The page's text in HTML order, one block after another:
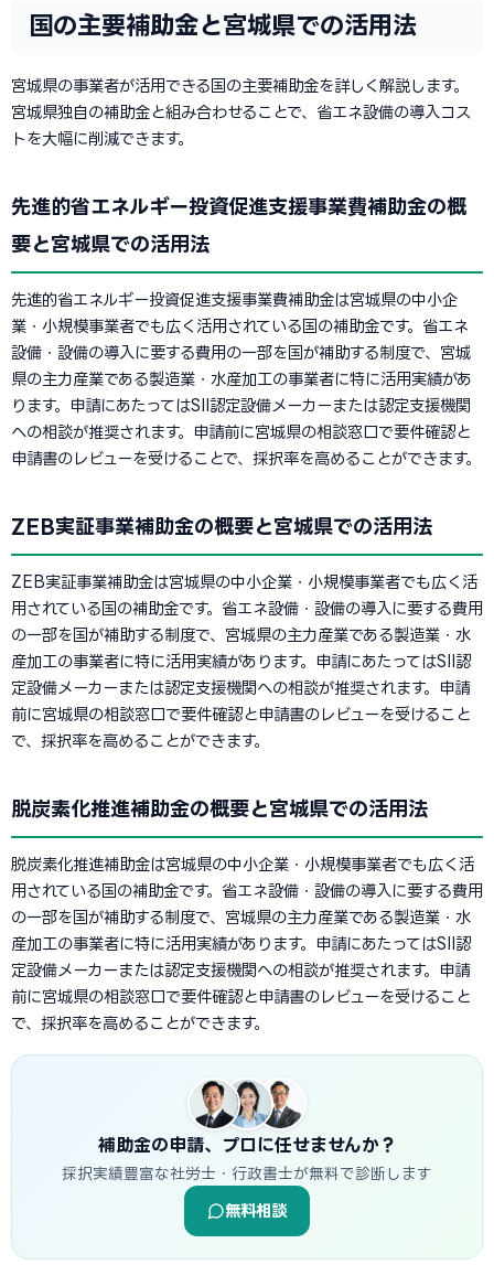
国の主要補助金と宮城県での活用法
宮城県の事業者が活用できる国の主要補助金を詳しく解説します。
宮城県独自の補助金と組み合わせることで、省エネ設備の導入コス
トを大幅に削減できます。
先進的省エネルギー投資促進支援事業費補助金の概
要と宮城県での活用法
先進的省エネルギー投資促進支援事業費補助金は宮城県の中小企
業・小規模事業者でも広く活用されている国の補助金です。省エネ
設備・設備の導入に要する費用の一部を国が補助する制度で、宮城
県の主力産業である製造業・水産加工の事業者に特に活用実績があ
ります。申請にあたってはSII認定設備メーカーまたは認定支援機関
への相談が推奨されます。申請前に宮城県の相談窓口で要件確認と
申請書のレビューを受けることで、採択率を高めることができます。
ZEB実証事業補助金の概要と宮城県での活用法
ZEB実証事業補助金は宮城県の中小企業・小規模事業者でも広く活
用されている国の補助金です。省エネ設備・設備の導入に要する費用
の一部を国が補助する制度で、宮城県の主力産業である製造業・水
産加工の事業者に特に活用実績があります。申請にあたってはSII認
定設備メーカーまたは認定支援機関への相談が推奨されます。申請
前に宮城県の相談窓口で要件確認と申請書のレビューを受けること
で、採択率を高めることができます。
脱炭素化推進補助金の概要と宮城県での活用法
脱炭素化推進補助金は宮城県の中小企業・小規模事業者でも広く活
用されている国の補助金です。省エネ設備・設備の導入に要する費用
の一部を国が補助する制度で、宮城県の主力産業である製造業・水
産加工の事業者に特に活用実績があります。申請にあたってはSII認
定設備メーカーまたは認定支援機関への相談が推奨されます。申請
前に宮城県の相談窓口で要件確認と申請書のレビューを受けること
で、採択率を高めることができます。
補助金の申請、プロに任せませんか？
採択実績豊富な社労士・行政書士が無料で診断します
無料相談